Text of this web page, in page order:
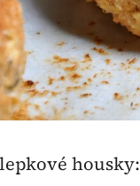
housky: